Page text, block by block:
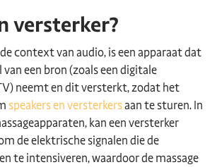
versterker?
context van audio, is een apparaat dat
een bron (zoals een digitale
neemt en dit versterkt, zodat het
speakers en versterkersaan te sturen. In
kan een versterker
de elektrische signalen die de
te intensiveren, waardoor de massage